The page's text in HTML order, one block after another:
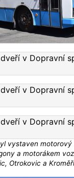
vystaven
a motorákem
Otrokovic a